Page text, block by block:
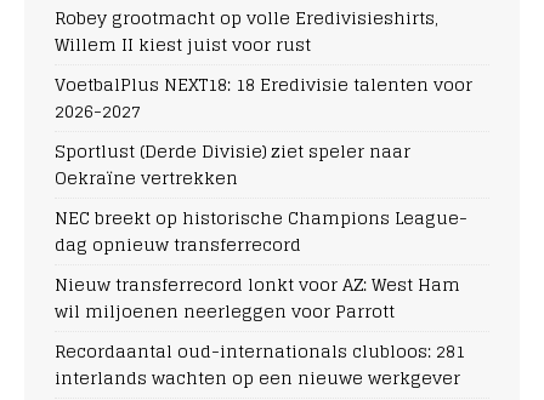
Robey grootmacht op volle Eredivisieshirts,
Willem II kiest juist voor rust
VoetbalPlus NEXT18: 18 Eredivisie talenten voor
2026-2027
Sportlust (Derde Divisie) ziet speler naar
Oekraïne vertrekken
NEC breekt op historische Champions League-
dag opnieuw transferrecord
Nieuw transferrecord lonkt voor AZ: West Ham
wil miljoenen neerleggen voor Parrott
Recordaantal oud-internationals clubloos: 281
interlands wachten op een nieuwe werkgever